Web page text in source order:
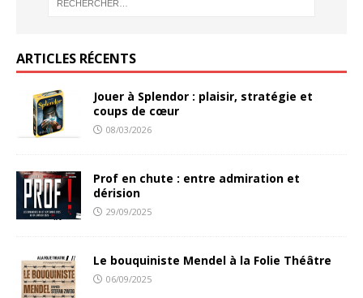
ARTICLES RÉCENTS
Jouer à Splendor : plaisir, stratégie et
coups de cœur
08/03/2026
Prof en chute : entre admiration et
dérision
29/09/2025
Le bouquiniste Mendel à la Folie Théâtre
06/09/2025